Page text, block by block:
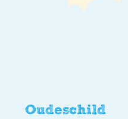
Oudeschild